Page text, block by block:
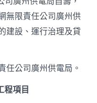
無限責任公司廣州供
建設、運行治理及貸
任公司廣州供電局。
程項目